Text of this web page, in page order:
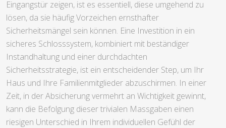
Eingangstür zeigen, ist es essentiell, diese umgehend zu
lösen, da sie häufig Vorzeichen ernsthafter
Sicherheitsmängel sein können. Eine Investition in ein
sicheres Schlosssystem, kombiniert mit beständiger
Instandhaltung und einer durchdachten
Sicherheitsstrategie, ist ein entscheidender Step, um Ihr
Haus und Ihre Familienmitglieder abzuschirmen. In einer
Zeit, in der Absicherung vermehrt an Wichtigkeit gewinnt,
kann die Befolgung dieser trivialen Massgaben einen
riesigen Unterschied in Ihrem individuellen Gefühl der